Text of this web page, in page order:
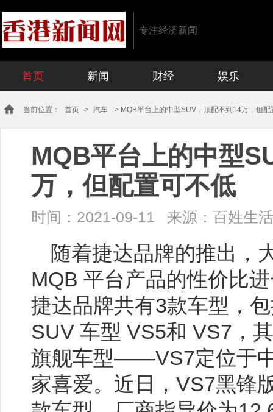
专注经济新闻
首页 新闻 财经 娱乐
当前位置： 首页 > 汽车 > MQB平台上的中型SUV，顶配不到14万，但配
MQB平台上的中型
万，但配置可不低
时间： 2021-09-11 来源：百姓生
随着捷达品牌的推出，
MQB 平台产品的性价比
捷达品牌共有3款车型，
SUV 车型 VS5和 VS7，
旗舰车型——VS7定位于
家喜爱。近日，VS7黑锋